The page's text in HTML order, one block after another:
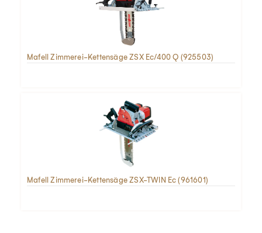
Mafell Zimmerei-Kettensäge ZSX Ec/400 Q (925503)
Mafell Zimmerei-Kettensäge ZSX-TWIN Ec (961601)